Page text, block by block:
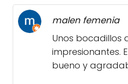
malen femenia
Unos bocadillos
impresionantes.
bueno y